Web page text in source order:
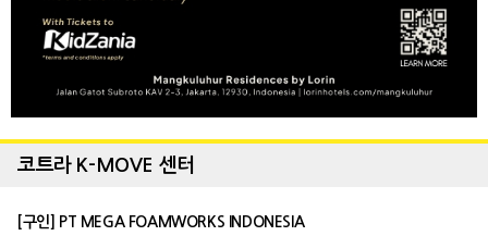
코트라 K-MOVE 센터
[구인] PT MEGA FOAMWORKS INDONESIA